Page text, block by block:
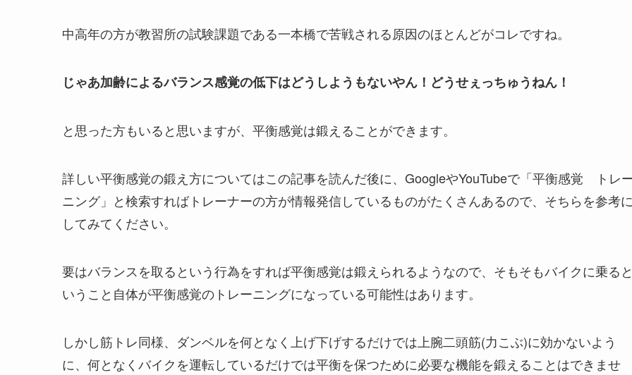
中高年の方が教習所の試験課題である一本橋で苦戦される原因のほとんどがコレですね。
じゃあ加齢によるバランス感覚の低下はどうしようもないやん！どうせぇっちゅうねん！
と思った方もいると思いますが、平衡感覚は鍛えることができます。
詳しい平衡感覚の鍛え方についてはこの記事を読んだ後に、GoogleやYouTubeで「平衡感覚 トレ
ニング」と検索すればトレーナーの方が情報発信しているものがたくさんあるので、そちらを参考
してみてください。
要はバランスを取るという行為をすれば平衡感覚は鍛えられるようなので、そもそもバイクに乗る
いうこと自体が平衡感覚のトレーニングになっている可能性はあります。
しかし筋トレ同様、ダンベルを何となく上げ下げするだけでは上腕二頭筋(力こぶ)に効かないよう
に、何となくバイクを運転しているだけでは平衡を保つために必要な機能を鍛えることはできませ